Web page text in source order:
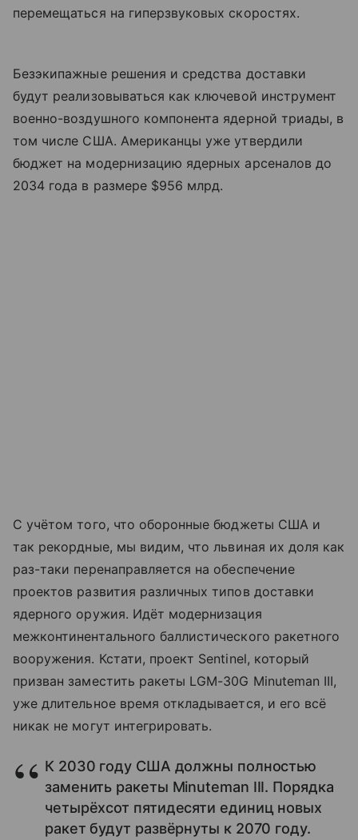
перемещаться на гиперзвуковых скоростях.
Безэкипажные решения и средства доставки
будут реализовываться как ключевой инструмент
военно-воздушного компонента ядерной триады, в
том числе США. Американцы уже утвердили
бюджет на модернизацию ядерных арсеналов до
2034 года в размере $956 млрд.
С учётом того, что оборонные бюджеты США и
так рекордные, мы видим, что львиная их доля как
раз-таки перенаправляется на обеспечение
проектов развития различных типов доставки
ядерного оружия. Идёт модернизация
межконтинентального баллистического ракетного
вооружения. Кстати, проект Sentinel, который
призван заместить ракеты LGM-30G Minuteman III,
уже длительное время откладывается, и его всё
никак не могут интегрировать.
К 2030 году США должны полностью
заменить ракеты Minuteman III. Порядка
четырёхсот пятидесяти единиц новых
ракет будут развёрнуты к 2070 году.